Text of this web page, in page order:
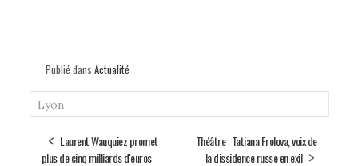
Publié dans Actualité
Lyon
Laurent Wauquiez promet
plus de cinq milliards d'euros
Théâtre : Tatiana Frolova, voix de
la dissidence russe en exil